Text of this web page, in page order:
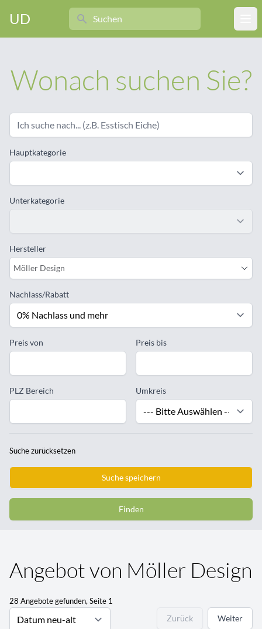
UD
Search
Wonach suchen Sie?
Hauptkategorie
Unterkategorie
Hersteller
Möller Design
Nachlass/Rabatt
Preis von Preis bis
PLZ Bereich Umkreis
Suche zurücksetzen
Suche speichern
Finden
Angebot von Möller Design
28 Angebote gefunden, Seite 1
Zurück Weiter